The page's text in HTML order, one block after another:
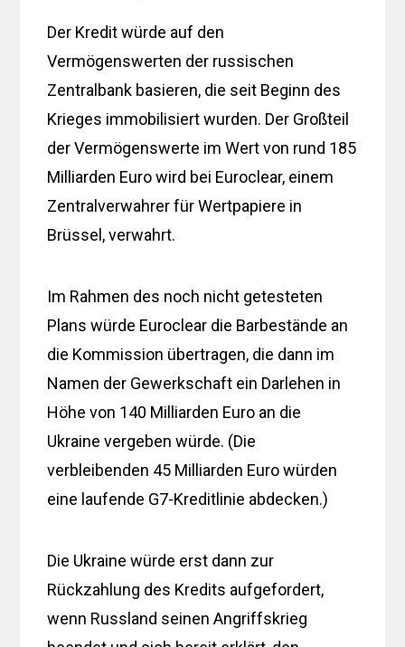
Der Kredit würde auf den
Vermögenswerten der russischen
Zentralbank basieren, die seit Beginn des
Krieges immobilisiert wurden. Der Großteil
der Vermögenswerte im Wert von rund 185
Milliarden Euro wird bei Euroclear, einem
Zentralverwahrer für Wertpapiere in
Brüssel, verwahrt.
Im Rahmen des noch nicht getesteten
Plans würde Euroclear die Barbestände an
die Kommission übertragen, die dann im
Namen der Gewerkschaft ein Darlehen in
Höhe von 140 Milliarden Euro an die
Ukraine vergeben würde. (Die
verbleibenden 45 Milliarden Euro würden
eine laufende G7-Kreditlinie abdecken.)
Die Ukraine würde erst dann zur
Rückzahlung des Kredits aufgefordert,
wenn Russland seinen Angriffskrieg